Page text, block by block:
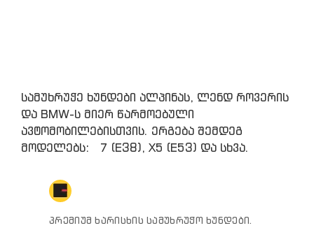
სამუხრუჭე ხუნდები ალპინას, ლენდ როვერის
და BMW-ს მიერ წარმოებული
ავტომობილებისთვის. ერგება შემდეგ
მოდელებს: 7 (E38), X5 (E53) და სხვა.
პრემიუმ ხარისხის სამუხრუჭო ხუნდები.